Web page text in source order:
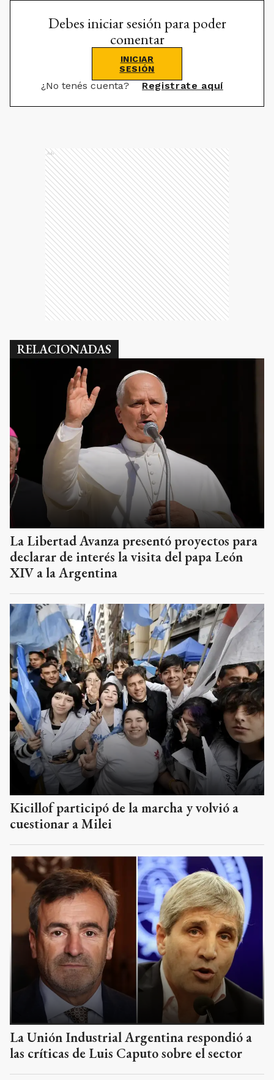
Debes iniciar sesión para poder
comentar
INICIAR
SESIÓN
¿No tenés cuenta? Registrate aquí
Ads
RELACIONADAS
La Libertad Avanza presentó proyectos para
declarar de interés la visita del papa León
XIV a la Argentina
Kicillof participó de la marcha y volvió a
cuestionar a Milei
La Unión Industrial Argentina respondió a
las críticas de Luis Caputo sobre el sector